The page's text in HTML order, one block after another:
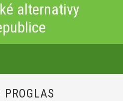
alternativy
PROGLAS